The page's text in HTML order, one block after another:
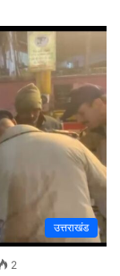
उत्तराखंड
2